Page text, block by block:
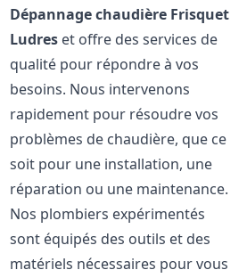
Dépannage chaudière Frisquet
Ludres et offre des services de
qualité pour répondre à vos
besoins. Nous intervenons
rapidement pour résoudre vos
problèmes de chaudière, que ce
soit pour une installation, une
réparation ou une maintenance.
Nos plombiers expérimentés
sont équipés des outils et des
matériels nécessaires pour vous